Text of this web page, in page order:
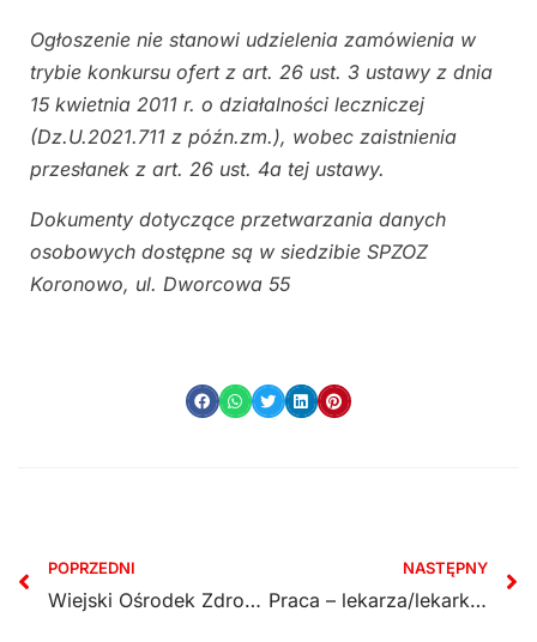
Ogłoszenie nie stanowi udzielenia zamówienia w
trybie konkursu ofert z art. 26 ust. 3 ustawy z dnia
15 kwietnia 2011 r. o działalności leczniczej
(Dz.U.2021.711 z późn.zm.), wobec zaistnienia
przesłanek z art. 26 ust. 4a tej ustawy.
Dokumenty dotyczące przetwarzania danych
osobowych dostępne są w siedzibie SPZOZ
Koronowo, ul. Dworcowa 55
POPRZEDNI
Wiejski Ośrodek Zdrowia w Mąkowarsku ponownie dostępny
NASTĘPNY
Praca – lekarza/lekarkę radiologa